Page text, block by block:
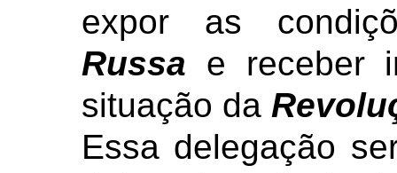
expor as
Russa e receber
situação da
Essa delegação